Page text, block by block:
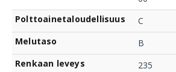
Polttoainetaloudellisuus
C
Melutaso
B
Renkaan leveys
235